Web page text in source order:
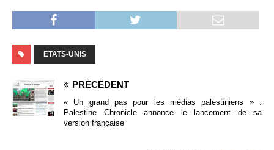
ETATS-UNIS
PRÉCÉDENT
« Un grand pas pour les médias palestiniens » :
Palestine Chronicle annonce le lancement de sa
version française